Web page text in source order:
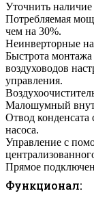
Уточнить наличие
Потребляемая
чем на 30%.
Неинверторные
Быстрота монтажа
воздуховодов
управления.
Малошумный
Отвод
насоса.
Управление с
Прямое
Функционал: